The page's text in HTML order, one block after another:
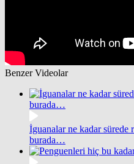
Benzer Videolar
İguanalar ne kadar
burada…